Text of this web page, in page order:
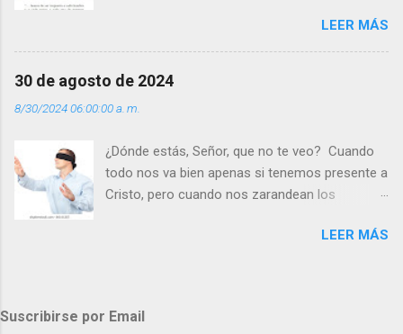
super hombre? - ¿Superas tu fragilidad con la
gracia de Dios? Julián Escobar. | Lecturas del
Día (+ Leer ). | Evangelio y Meditación (+ Leer ) |
LEER MÁS
30 de agosto de 2024
8/30/2024 06:00:00 a. m.
¿Dónde estás, Señor, que no te veo? Cuando
todo nos va bien apenas si tenemos presente a
Cristo, pero cuando nos zarandean los
“¿Dónde estás, Señor, que no te veo, que me
tumba vacía, y yo estoy Resucitado. No me ves
LEER MÁS
Suscribirse por Email